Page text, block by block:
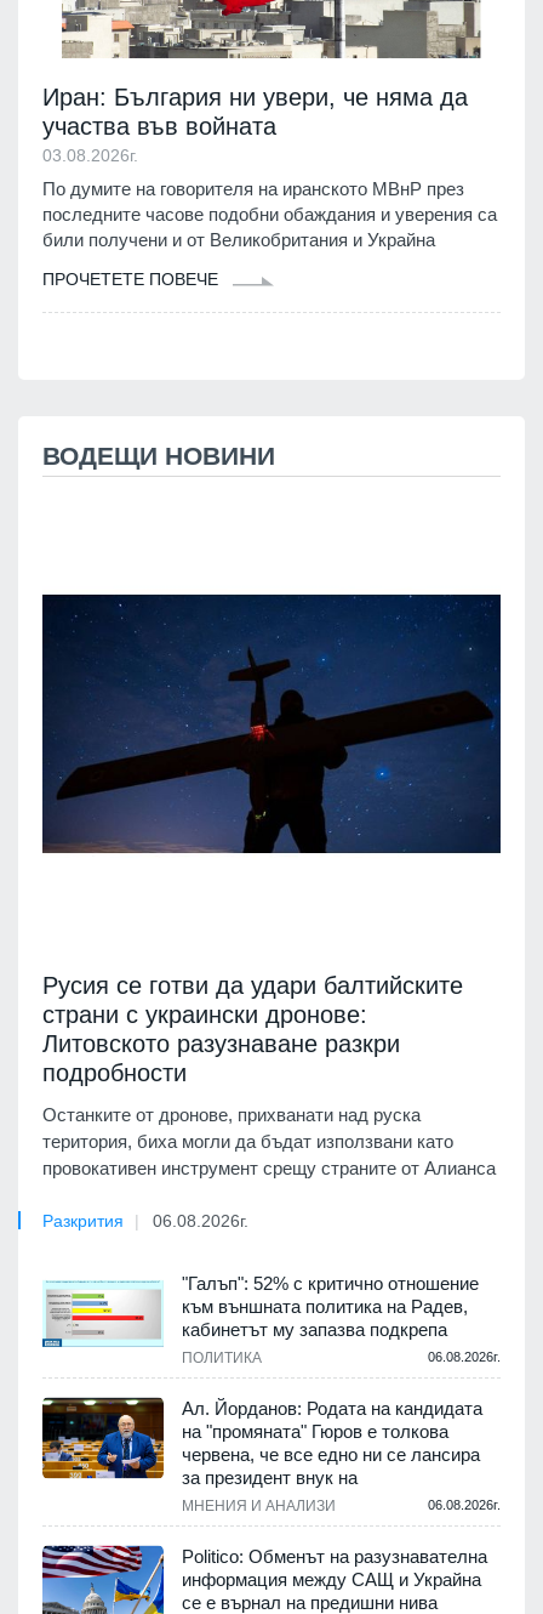
Иран: България ни увери, че няма да
участва във войната
03.08.2026г.
По думите на говорителя на иранското МВнР през
последните часове подобни обаждания и уверения са
били получени и от Великобритания и Украйна
ПРОЧЕТЕТЕ ПОВЕЧЕ
ВОДЕЩИ НОВИНИ
Русия се готви да удари балтийските
страни с украински дронове:
Литовското разузнаване разкри
подробности
Останките от дронове, прихванати над руска
територия, биха могли да бъдат използвани като
провокативен инструмент срещу страните от Алианса
Разкрития 06.08.2026г.
"Галъп": 52% с критично отношение
към външната политика на Радев,
кабинетът му запазва подкрепа
ПОЛИТИКА 06.08.2026г.
Ал. Йорданов: Родата на кандидата
на "промяната" Гюров е толкова
червена, че все едно ни се лансира
за президент внук на
МНЕНИЯ И АНАЛИЗИ 06.08.2026г.
Politico: Обменът на разузнавателна
информация между САЩ и Украйна
се е върнал на предишни нива